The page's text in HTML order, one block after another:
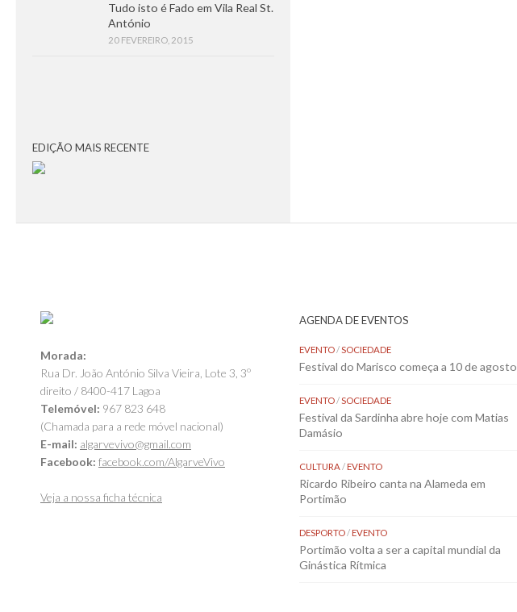
Tudo isto é Fado em Vila Real St.
António
20 FEVEREIRO, 2015
EDIÇÃO MAIS RECENTE
Morada:
Rua Dr. João António Silva Vieira, Lote 3, 3º
direito / 8400-417 Lagoa
Telemóvel: 967 823 648
(Chamada para a rede móvel nacional)
E-mail: algarvevivo@gmail.com
Facebook: facebook.com/AlgarveVivo
Veja a nossa ficha técnica
AGENDA DE EVENTOS
EVENTO/SOCIEDADE
Festival do Marisco começa a 10 de agosto
EVENTO/SOCIEDADE
Festival da Sardinha abre hoje com Matias
Damásio
CULTURA/EVENTO
Ricardo Ribeiro canta na Alameda em
Portimão
DESPORTO/EVENTO
Portimão volta a ser a capital mundial da
Ginástica Rítmica